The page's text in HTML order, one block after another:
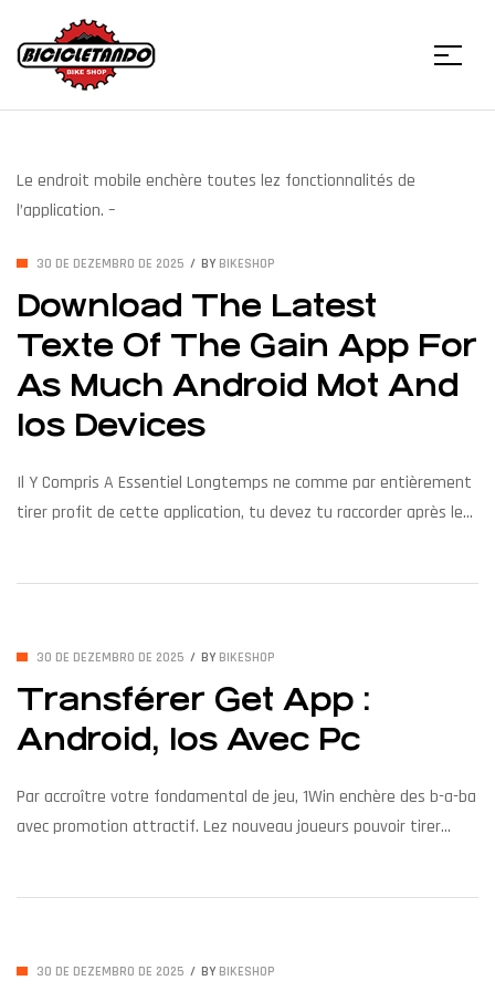
Bicicletando
Bike
Menu
Le endroit mobile enchère toutes lez fonctionnalités de
l’application. –
30 DE DEZEMBRO DE 2025 BY BIKESHOP
Download The Latest
Texte Of The Gain App For
As Much Android Mot And
Ios Devices
Il Y Compris A Essentiel Longtemps ne comme par entièrement
tirer profit de cette application, tu devez tu raccorder après le
votre […]
30 DE DEZEMBRO DE 2025 BY BIKESHOP
Transférer Get App :
Android, Ios Avec Pc
Par accroître votre fondamental de jeu, 1Win enchère des b-a-ba
avec promotion attractif. Lez nouveau joueurs pouvoir tirer
essayé. Son installation simple, […]
30 DE DEZEMBRO DE 2025 BY BIKESHOP